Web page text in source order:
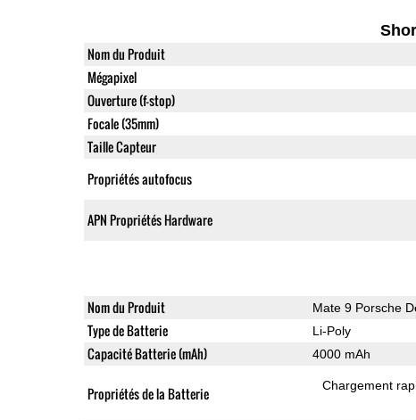
Nom du Produit
Mégapixel
Ouverture (f-stop)
Focale (35mm)
Taille Capteur
Propriétés autofocus
APN Propriétés Hardware
Nom du Produit Mate 9 Porsche
Type de Batterie Li-Poly
Capacité Batterie (mAh) 4000 mAh
Propriétés de la Batterie Chargement